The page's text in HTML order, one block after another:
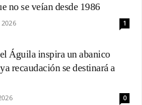
no se veían desde 1986
1
Águila inspira un abanico
recaudación se destinará a
0